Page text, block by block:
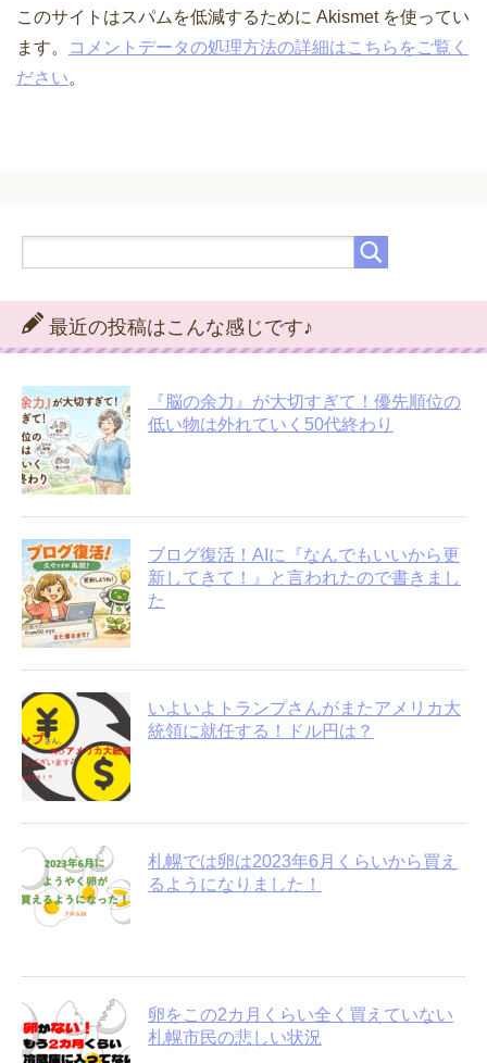
このサイトはスパムを低減するために Akismet を使ってい
ます。
コメントデータの処理方法の詳細はこちらをご覧く
ださい。
最近の投稿はこんな感じです♪
『脳の余力』が大切すぎて！優先順位の
低い物は外れていく50代終わり
ブログ復活！AIに『なんでもいいから更
新してきて！』と言われたので書きまし
た
いよいよトランプさんがまたアメリカ大
統領に就任する！ドル円は？
札幌では卵は2023年6月くらいから買え
るようになりました！
卵をこの2カ月くらい全く買えていない
札幌市民の悲しい状況